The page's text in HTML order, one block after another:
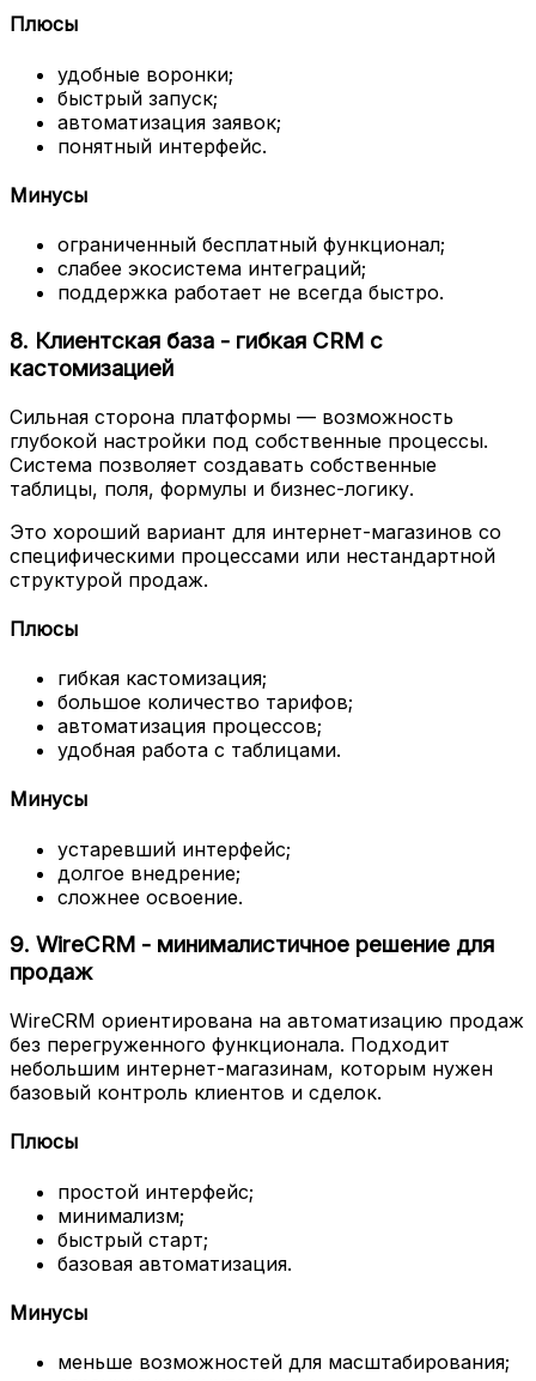
Плюсы
удобные воронки;
быстрый запуск;
автоматизация заявок;
понятный интерфейс.
Минусы
ограниченный бесплатный функционал;
слабее экосистема интеграций;
поддержка работает не всегда быстро.
8. Клиентская база - гибкая CRM с
кастомизацией
Сильная сторона платформы — возможность
глубокой настройки под собственные процессы.
Система позволяет создавать собственные
таблицы, поля, формулы и бизнес-логику.
Это хороший вариант для интернет-магазинов со
специфическими процессами или нестандартной
структурой продаж.
Плюсы
гибкая кастомизация;
большое количество тарифов;
автоматизация процессов;
удобная работа с таблицами.
Минусы
устаревший интерфейс;
долгое внедрение;
сложнее освоение.
9. WireCRM - минималистичное решение для
продаж
WireCRM ориентирована на автоматизацию продаж
без перегруженного функционала. Подходит
небольшим интернет-магазинам, которым нужен
базовый контроль клиентов и сделок.
Плюсы
простой интерфейс;
минимализм;
быстрый старт;
базовая автоматизация.
Минусы
меньше возможностей для масштабирования;